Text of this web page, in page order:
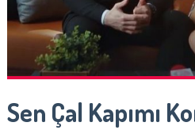
Sen Çal Kapımı